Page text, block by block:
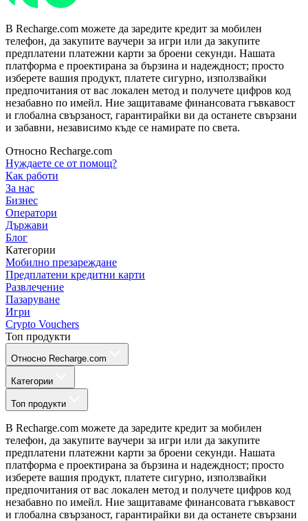
В Recharge.com можете да заредите кредит за мобилен
телефон, да закупите ваучери за игри или да закупите
предплатени платежни карти за броени секунди. Нашата
платформа е проектирана за бързина и надеждност; просто
изберете вашия продукт, платете сигурно, използвайки
предпочитания от вас локален метод и получете цифров код
незабавно по имейл. Ние защитаваме финансовата гъвкавост
и глобална свързаност, гарантирайки ви да останете свързани
и забавни, независимо къде се намирате по света.
Относно Recharge.com
Нуждаете се от помощ?
Как работи
За нас
Бизнес
Оператори
Държави
Блог
Категории
Мобилно презареждане
Предплатени кредитни карти
Развлечение
Пазаруване
Игри
Crypto Vouchers
Топ продукти
Относно Recharge.com
Категории
Топ продукти
В Recharge.com можете да заредите кредит за мобилен
телефон, да закупите ваучери за игри или да закупите
предплатени платежни карти за броени секунди. Нашата
платформа е проектирана за бързина и надеждност; просто
изберете вашия продукт, платете сигурно, използвайки
предпочитания от вас локален метод и получете цифров код
незабавно по имейл. Ние защитаваме финансовата гъвкавост
и глобална свързаност, гарантирайки ви да останете свързани